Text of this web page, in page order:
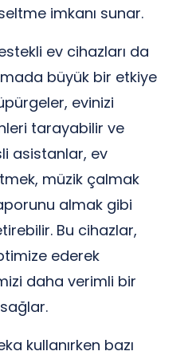
imkanı sunar.
ev cihazları da
büyük bir etkiye
evinizi
tarayabilir ve
asistanlar, ev
müzik çalmak
almak gibi
Bu cihazlar,
ederek
daha verimli bir
kullanırken bazı